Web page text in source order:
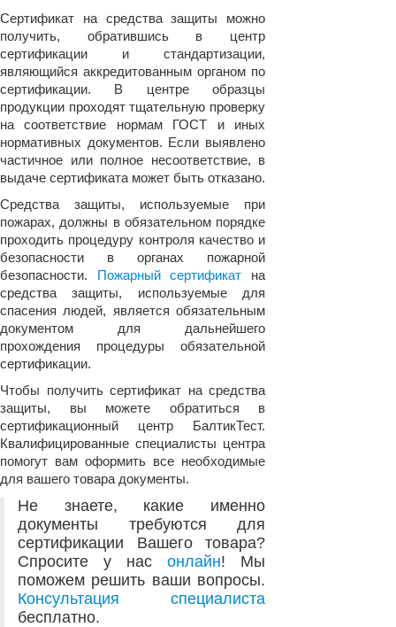
Сертификат на средства защиты можно
получить, обратившись в центр
сертификации и стандартизации,
являющийся аккредитованным органом по
сертификации. В центре образцы
продукции проходят тщательную проверку
на соответствие нормам ГОСТ и иных
нормативных документов. Если выявлено
частичное или полное несоответствие, в
выдаче сертификата может быть отказано.
Средства защиты, используемые при
пожарах, должны в обязательном порядке
проходить процедуру контроля качество и
безопасности в органах пожарной
безопасности. Пожарный сертификат на
средства защиты, используемые для
спасения людей, является обязательным
документом для дальнейшего
прохождения процедуры обязательной
сертификации.
Чтобы получить сертификат на средства
защиты, вы можете обратиться в
сертификационный центр БалтикТест.
Квалифицированные специалисты центра
помогут вам оформить все необходимые
для вашего товара документы.
Не знаете, какие именно
документы требуются для
сертификации Вашего товара?
Спросите у нас онлайн! Мы
поможем решить ваши вопросы.
Консультация специалиста
бесплатно.